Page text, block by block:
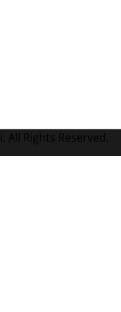
All Rights Reserved.